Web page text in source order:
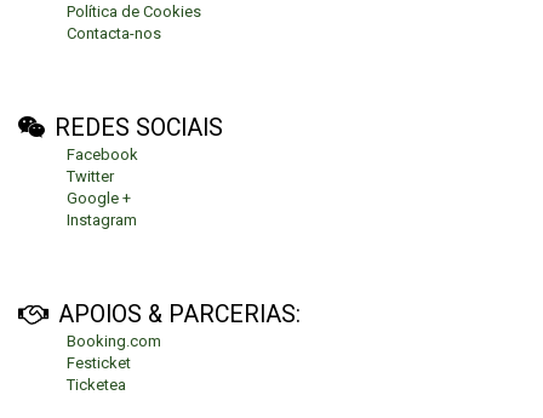
Política de Cookies
Contacta-nos
REDES SOCIAIS
Facebook
Twitter
Google +
Instagram
APOIOS & PARCERIAS:
Booking.com
Festicket
Ticketea